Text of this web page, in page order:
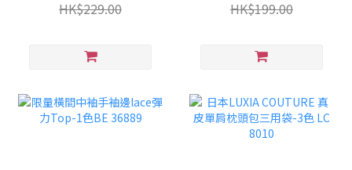
HK$229.00
HK$199.00